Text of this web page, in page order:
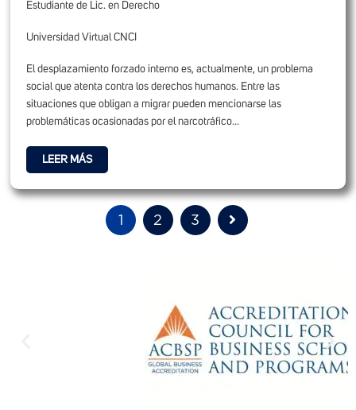
Estudiante de Lic. en Derecho
Universidad Virtual CNCI
El desplazamiento forzado interno es, actualmente, un problema
social que atenta contra los derechos humanos. Entre las
situaciones que obligan a migrar pueden mencionarse las
problemáticas ocasionadas por el narcotráfico...
LEER MÁS
1 2 3